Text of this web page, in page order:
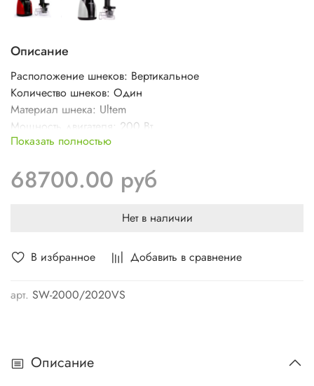
В избранное Добавить в сравнение
арт. SW-2000/2020VS
Описание
Расположение шнеков: Вертикальное
Количество шнеков: Один
Материал шнека: Ultem
Мощность двигателя: 200 Вт
Обороты в минуту: 47
Страна производства: Южная Корея
Вес: 6,2 кг
Показать полностью
68700.00 руб
Нет в наличии
Описание